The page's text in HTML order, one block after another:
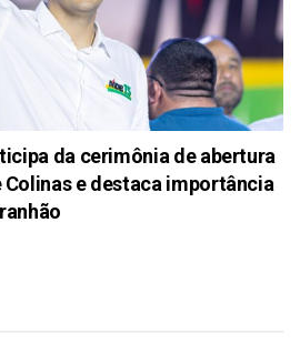
da cerimônia de abertura
Colinas e destaca importância